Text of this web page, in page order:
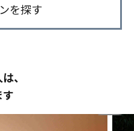
を探す
、